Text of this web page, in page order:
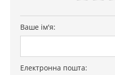
Ваше ім'я:
Електронна пошта: